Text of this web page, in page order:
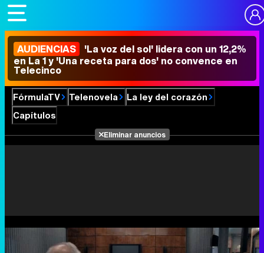
AUDIENCIAS 'La voz del sol' lidera con un 12,2%
en La 1 y 'Una receta para dos' no convence en
Telecinco
FórmulaTV Telenovela
La ley del corazón
Capítulos
Eliminar anuncios